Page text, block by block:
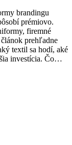
brandingu
prémiovo.
firemné
prehľadne
textil sa hodí, aké
investícia. Čo…